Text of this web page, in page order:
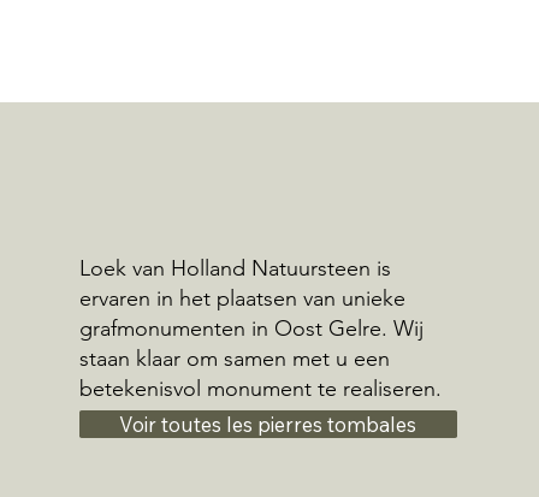
Loek van Holland Natuursteen is
ervaren in het plaatsen van unieke
grafmonumenten in Oost Gelre. Wij
staan klaar om samen met u een
betekenisvol monument te realiseren.
Voir toutes les pierres tombales